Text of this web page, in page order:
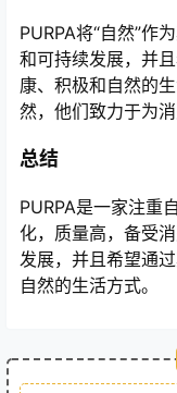
PURPA将“自然”作
和可持续发展，并
康、积极和自然的
然，他们致力于为
总结
PURPA是一家注重
化，质量高，备受
发展，并且希望通
自然的生活方式。